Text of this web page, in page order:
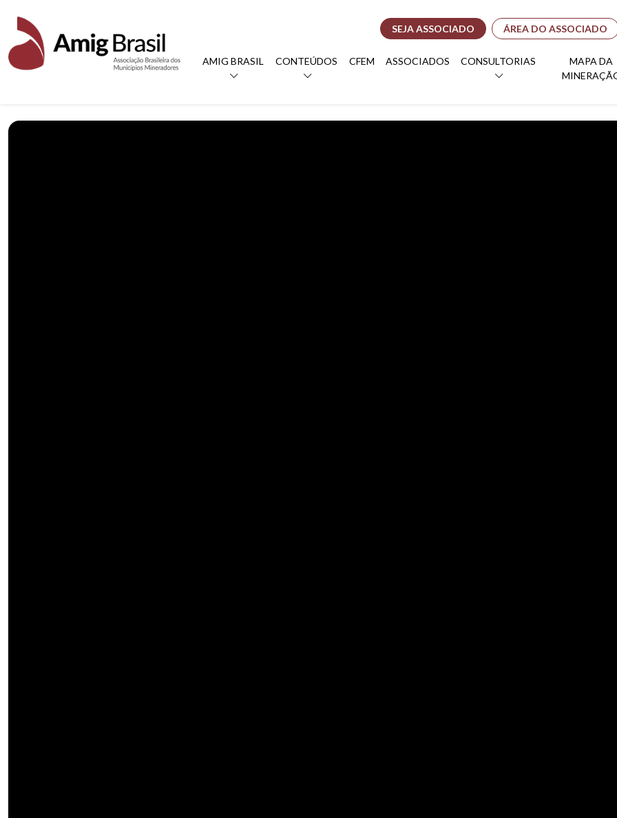
SEJA ASSOCIADO ÁREA DO ASSOCIADO
AMIG BRASIL CONTEÚDOS CFEM ASSOCIADOS CONSULTORIAS
MAPA DA